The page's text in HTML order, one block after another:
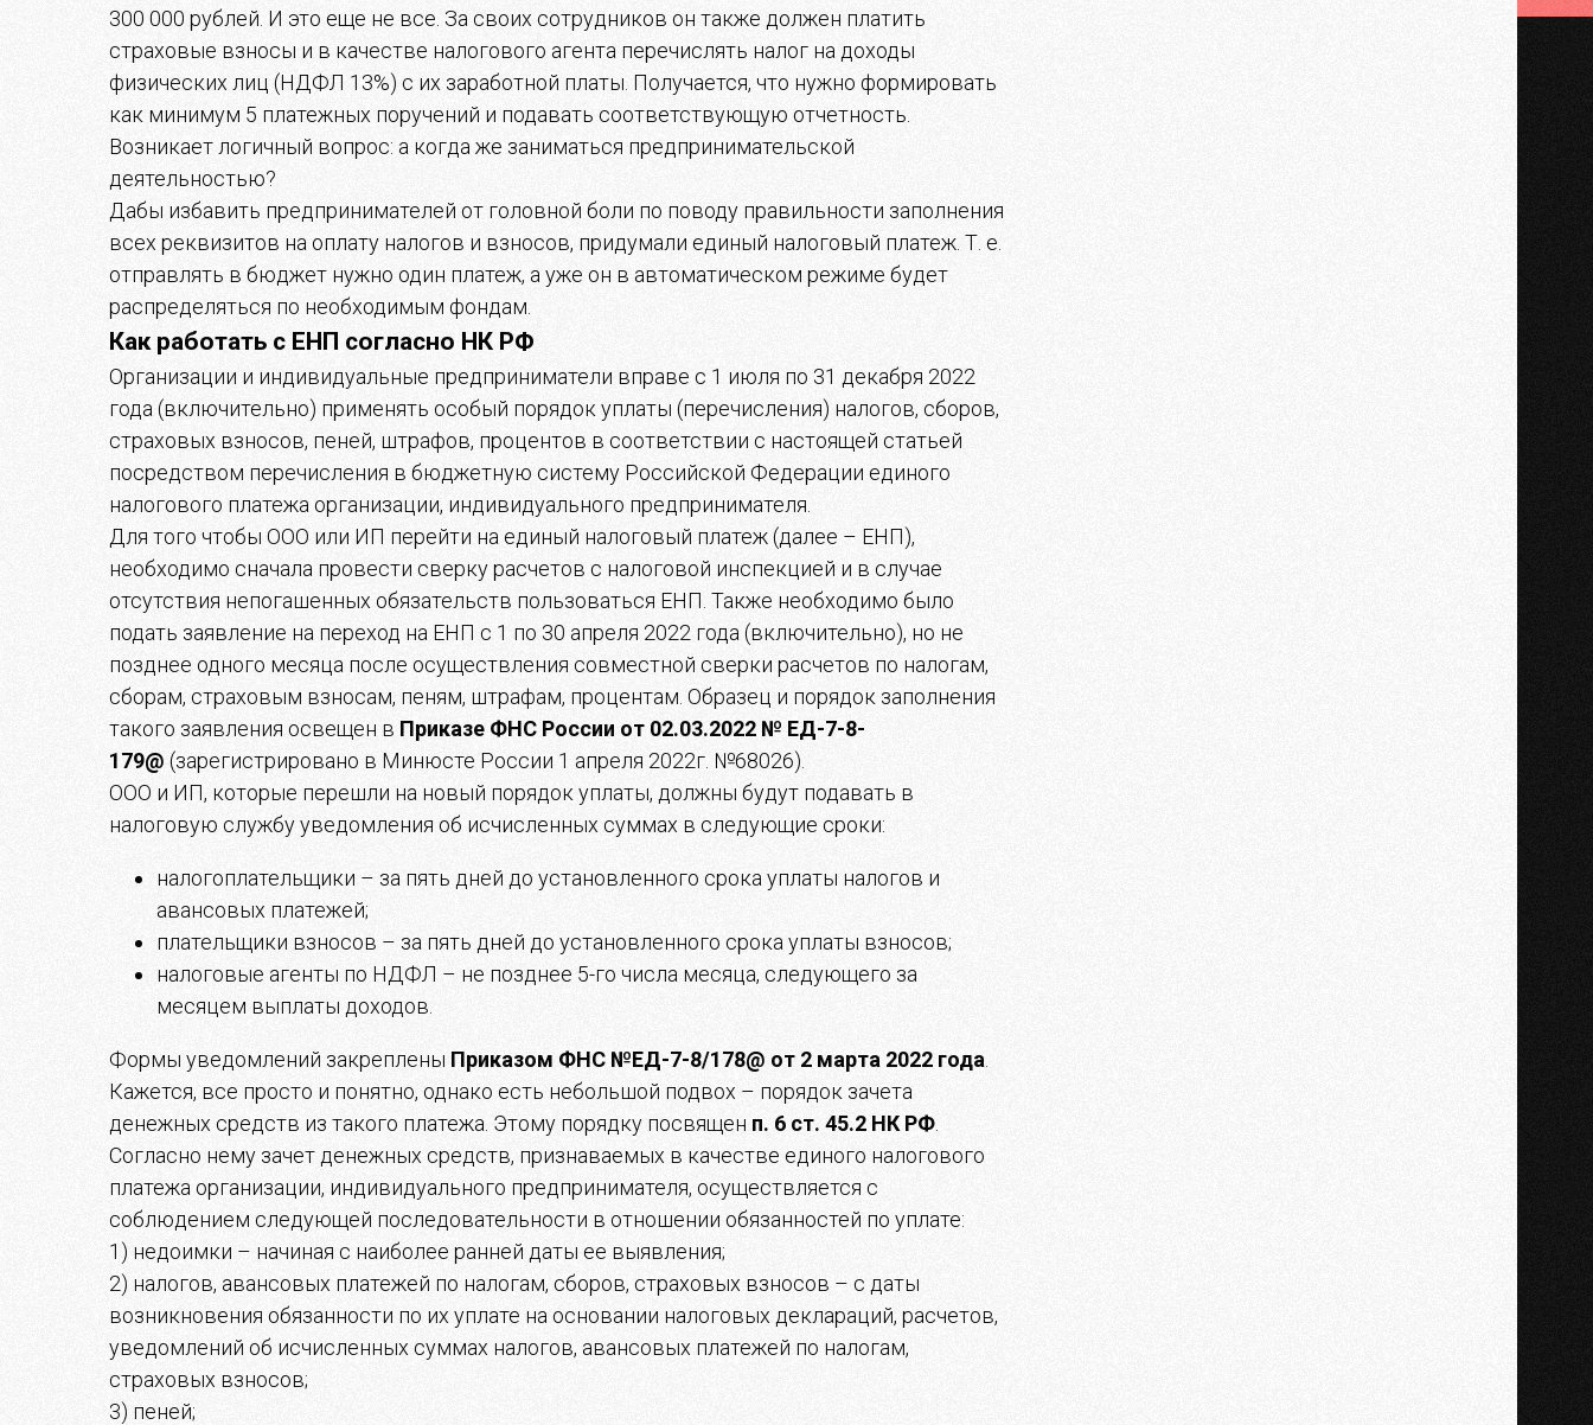
300 000 рублей. И это еще не все. За своих сотрудников он также должен платить
страховые взносы и в качестве налогового агента перечислять налог на доходы
физических лиц (НДФЛ 13%) с их заработной платы. Получается, что нужно формировать
как минимум 5 платежных поручений и подавать соответствующую отчетность.
Возникает логичный вопрос: а когда же заниматься предпринимательской
деятельностью?
Дабы избавить предпринимателей от головной боли по поводу правильности заполнения
всех реквизитов на оплату налогов и взносов, придумали единый налоговый платеж. Т. е.
отправлять в бюджет нужно один платеж, а уже он в автоматическом режиме будет
распределяться по необходимым фондам.
Как работать с ЕНП согласно НК РФ
Организации и индивидуальные предприниматели вправе с 1 июля по 31 декабря 2022
года (включительно) применять особый порядок уплаты (перечисления) налогов, сборов,
страховых взносов, пеней, штрафов, процентов в соответствии с настоящей статьей
посредством перечисления в бюджетную систему Российской Федерации единого
налогового платежа организации, индивидуального предпринимателя.
Для того чтобы ООО или ИП перейти на единый налоговый платеж (далее – ЕНП),
необходимо сначала провести сверку расчетов с налоговой инспекцией и в случае
отсутствия непогашенных обязательств пользоваться ЕНП. Также необходимо было
подать заявление на переход на ЕНП с 1 по 30 апреля 2022 года (включительно), но не
позднее одного месяца после осуществления совместной сверки расчетов по налогам,
сборам, страховым взносам, пеням, штрафам, процентам. Образец и порядок заполнения
такого заявления освещен в Приказе ФНС России от 02.03.2022 № ЕД-7-8-
179@ (зарегистрировано в Минюсте России 1 апреля 2022г. №68026).
ООО и ИП, которые перешли на новый порядок уплаты, должны будут подавать в
налоговую службу уведомления об исчисленных суммах в следующие сроки:
налогоплательщики – за пять дней до установленного срока уплаты налогов и
авансовых платежей;
плательщики взносов – за пять дней до установленного срока уплаты взносов;
налоговые агенты по НДФЛ – не позднее 5-го числа месяца, следующего за
месяцем выплаты доходов.
Формы уведомлений закреплены Приказом ФНС №ЕД-7-8/178@ от 2 марта 2022 года
Кажется, все просто и понятно, однако есть небольшой подвох – порядок зачета
денежных средств из такого платежа. Этому порядку посвящен п. 6 ст. 45.2 НК РФ
Согласно нему зачет денежных средств, признаваемых в качестве единого налогового
платежа организации, индивидуального предпринимателя, осуществляется с
соблюдением следующей последовательности в отношении обязанностей по уплате:
1) недоимки – начиная с наиболее ранней даты ее выявления;
2) налогов, авансовых платежей по налогам, сборов, страховых взносов – с даты
возникновения обязанности по их уплате на основании налоговых деклараций, расчетов,
уведомлений об исчисленных суммах налогов, авансовых платежей по налогам,
страховых взносов;
3) пеней;